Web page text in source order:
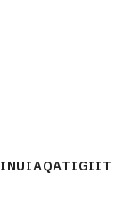
INUIAQATIGIIT